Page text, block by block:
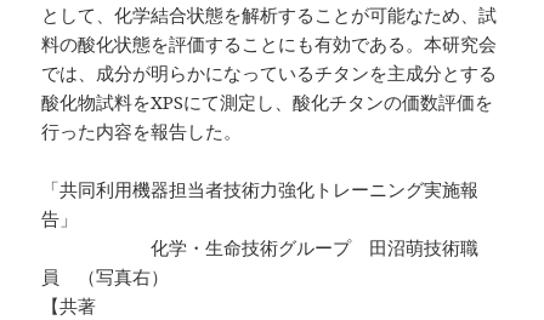
として、化学結合状態を解析することが可能なため、試
料の酸化状態を評価することにも有効である。本研究会
では、成分が明らかになっているチタンを主成分とする
酸化物試料をXPSにて測定し、酸化チタンの価数評価を
行った内容を報告した。
「共同利用機器担当者技術力強化トレーニング実施報
告」
化学・生命技術グループ 田沼萌技術職
員 （写真右）
【共著